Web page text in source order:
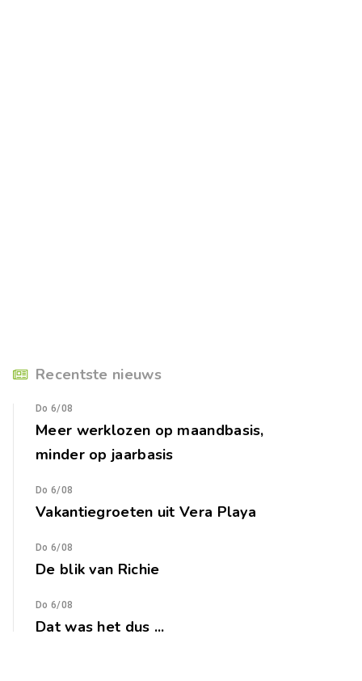
Recentste nieuws
Do 6/08
Meer werklozen op maandbasis,
minder op jaarbasis
Do 6/08
Vakantiegroeten uit Vera Playa
Do 6/08
De blik van Richie
Do 6/08
Dat was het dus ...